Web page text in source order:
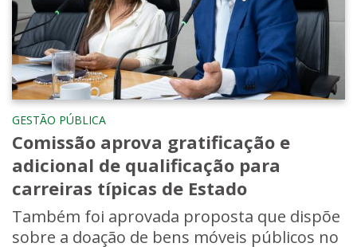
GESTÃO PÚBLICA
Comissão aprova gratificação e
adicional de qualificação para
carreiras típicas de Estado
Também foi aprovada proposta que dispõe
sobre a doação de bens móveis públicos no